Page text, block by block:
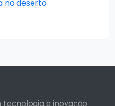
no deserto
e inovação